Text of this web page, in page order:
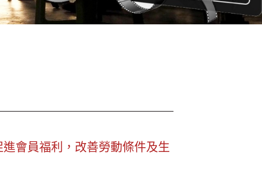
會員福利，改善勞動條件及生